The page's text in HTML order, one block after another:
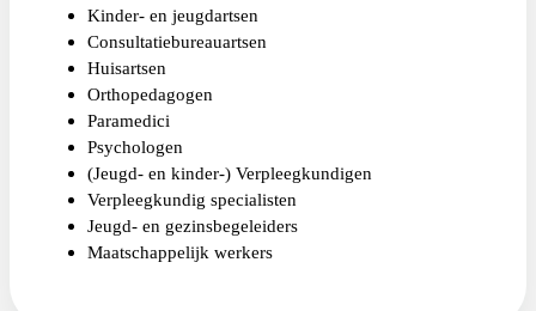
Kinder- en jeugdartsen
Consultatiebureauartsen
Huisartsen
Orthopedagogen
Paramedici
Psychologen
(Jeugd- en kinder-) Verpleegkundigen
Verpleegkundig specialisten
Jeugd- en gezinsbegeleiders
Maatschappelijk werkers